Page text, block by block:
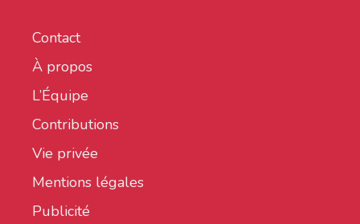
Contact
À propos
L’Équipe
Contributions
Vie privée
Mentions légales
Publicité